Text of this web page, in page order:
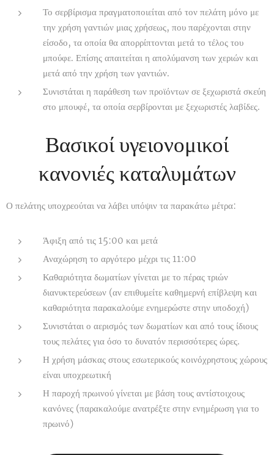
Το σερβίρισμα πραγματοποιείται από τον πελάτη μόνο με
την χρήση γαντιών μιας χρήσεως, που παρέχονται στην
είσοδο, τα οποία θα απορρίπτονται μετά το τέλος του
μπούφε. Επίσης απαιτείται η απολύμανση των χεριών και
μετά από την χρήση των γαντιών.
Συνιστάται η παράθεση των προϊόντων σε ξεχωριστά σκεύη
στο μπουφέ, τα οποία σερβίρονται με ξεχωριστές λαβίδες.
Βασικοί υγειονομικοί
κανονιές καταλυμάτων
Ο πελάτης υποχρεούται να λάβει υπόψιν τα παρακάτω μέτρα:
Άφιξη από τις 15:00 και μετά
Αναχώρηση το αργότερο μέχρι τις 11:00
Καθαριότητα δωματίων γίνεται με το πέρας τριών
διανυκτερεύσεων (αν επιθυμείτε καθημερνή επίβλεψη και
καθαριότητα παρακαλούμε ενημερώστε στην υποδοχή)
Συνιστάται ο αερισμός των δωματίων και από τους ίδιους
τους πελάτες για όσο το δυνατόν περισσότερες ώρες.
Η χρήση μάσκας στους εσωτερικούς κοινόχρηστους χώρους
είναι υποχρεωτική
Η παροχή πρωινού γίνεται με βάση τους αντίστοιχους
κανόνες (παρακαλούμε ανατρέξτε στην ενημέρωση για το
πρωινό)